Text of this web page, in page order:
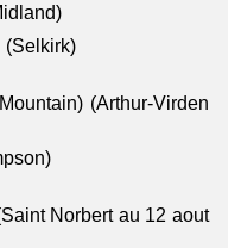
(Selkirk)
(Arthur-Virden
Norbert au 12 aout